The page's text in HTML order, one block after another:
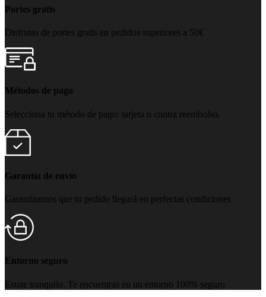
Portes gratis
Disfrutas de portes gratis en pedidos superiores a 50€
Métodos de pago
Selecciona tu método de pago: tarjeta o contra reembolso.
Garantía de envío
Garantizamos que tu pedido llegará en perfectas condiciones
Entorno seguro
Estate tranquilo. Te encuentras en un entorno 100% seguro